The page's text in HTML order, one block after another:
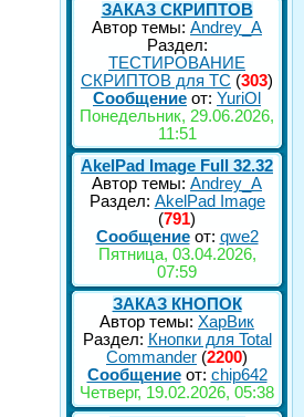
ЗАКАЗ СКРИПТОВ
Автор темы: Andrey_A
Раздел:
ТЕСТИРОВАНИЕ
СКРИПТОВ для TC (303)
Сообщение от: YuriOl
Понедельник, 29.06.2026,
11:51
AkelPad Image Full 32.32
Автор темы: Andrey_A
Раздел: AkelPad Image
(791)
Сообщениеот: qwe2
Пятница, 03.04.2026,
07:59
ЗАКАЗ КНОПОК
Автор темы: ХарВик
Раздел: Кнопки для Total
Commander (2200)
Сообщениеот: chip642
Четверг, 19.02.2026, 05:38